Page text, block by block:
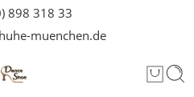
898 318 33
muenchen.de